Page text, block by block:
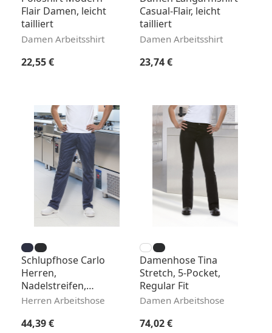
Flair Damen, leicht
tailliert
Damen Arbeitsshirt
Regulärer Preis:
22,55 €
Casual-Flair, leicht
tailliert
Damen Arbeitsshirt
Regulärer Preis:
23,74 €
Schlupfhose Carlo
Herren,
Nadelstreifen,
Regular Fit
Herren Arbeitshose
Regulärer Preis:
44,39 €
Damenhose Tina
Stretch, 5-Pocket,
Regular Fit
Damen Arbeitshose
Regulärer Preis:
74,02 €